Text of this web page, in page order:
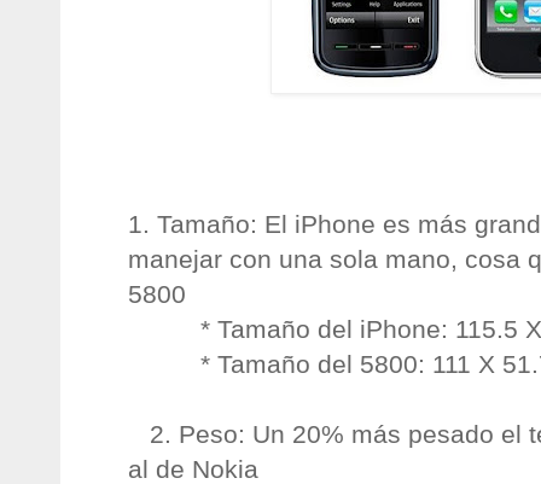
1. Tamaño: El iPhone es más
manejar con una sola mano, cosa
5800
* Tamaño del iPhone: 115.5 X
* Tamaño del 5800: 111 X
2. Peso: Un 20% más pesado el
al de Nokia